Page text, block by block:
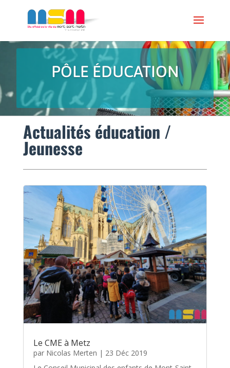
PÔLE ÉDUCATION
Actualités éducation /
Jeunesse
Le CME à Metz
par Nicolas Merten | 23 Déc 2019